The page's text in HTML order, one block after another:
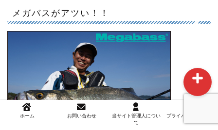
メガバスがアツい！！
ホーム お問い合わせ
当サイト管理人につい
て
プライバシーポリシー
当サイト管理人について